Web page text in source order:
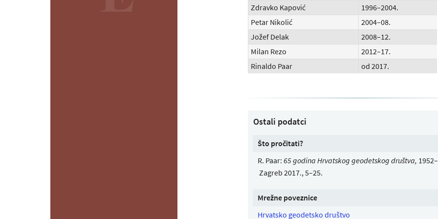
Zdravko Kapović
1996–2004.
Petar Nikolić
2004–08.
Jožef Delak
2008–12.
Milan Rezo
2012–17.
Rinaldo Paar
od 2017.
Ostali podatci
Što pročitati?
R. Paar: 65 godina Hrvatskog geodetskog društva,
Zagreb 2017., 5–25.
Mrežne poveznice
Hrvatsko geodetsko društvo